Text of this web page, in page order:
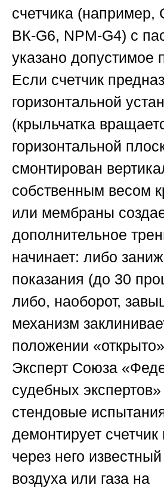
счетчика
ВК-G6, NPM-G4) с
указано допустимое
Если счетчик
горизонтальной
(крыльчатка
горизонтальной
смонтирован
собственным весом
или мембраны
дополнительное
начинает: либо
показания (до 30
либо, наоборот,
механизм
положении
Эксперт Союза
судебных экспертов»
стендовые
демонтирует счетчик
через него
воздуха или газа на